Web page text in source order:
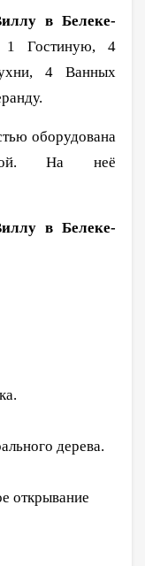
в Белеке-
1 Гостиную, 4
4 Ванных
оборудована
На неё
в Белеке-
дерева.
открывание